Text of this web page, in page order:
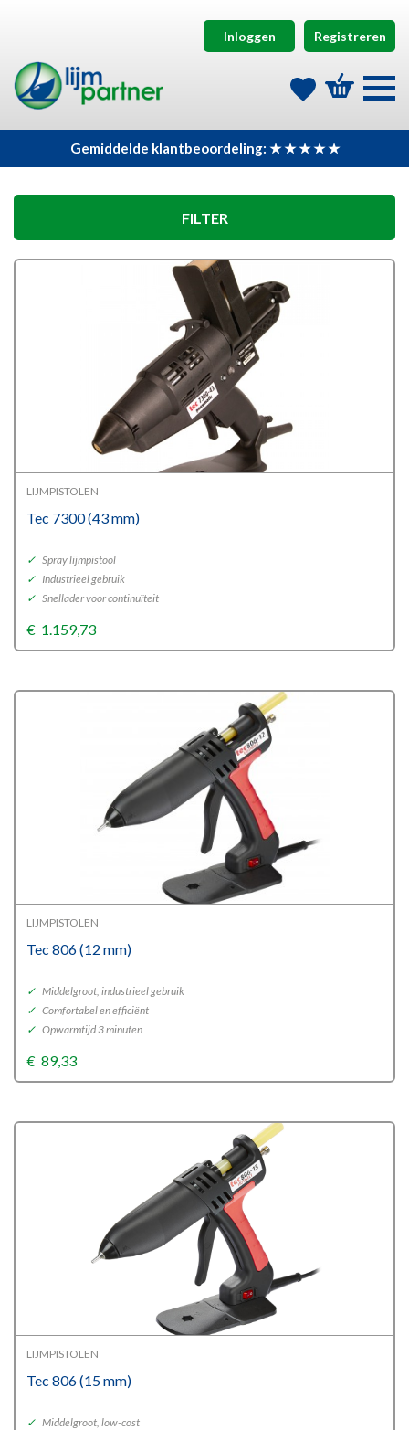
Inloggen Registreren
Gemiddelde klantbeoordeling: ★ ★ ★ ★ ★
FILTER
LIJMPISTOLEN
Tec 7300 (43 mm)
✓ Spray lijmpistool
✓ Industrieel gebruik
✓ Snellader voor continuïteit
€ 1.159,73
LIJMPISTOLEN
Tec 806 (12 mm)
✓ Middelgroot, industrieel gebruik
✓ Comfortabel en efficiënt
✓ Opwarmtijd 3 minuten
€ 89,33
LIJMPISTOLEN
Tec 806 (15 mm)
✓ Middelgroot, low-cost